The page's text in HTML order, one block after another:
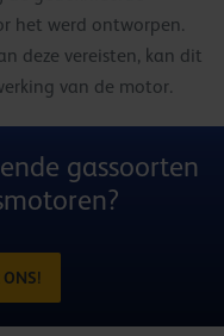
het werd ontworpen.
deze vereisten, kan dit
van de motor.
gassoorten
ONS!